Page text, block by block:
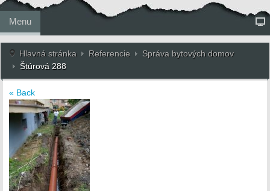
Menu
Hlavná stránka Referencie
Správa bytových domov
Štúrová 288
« Back